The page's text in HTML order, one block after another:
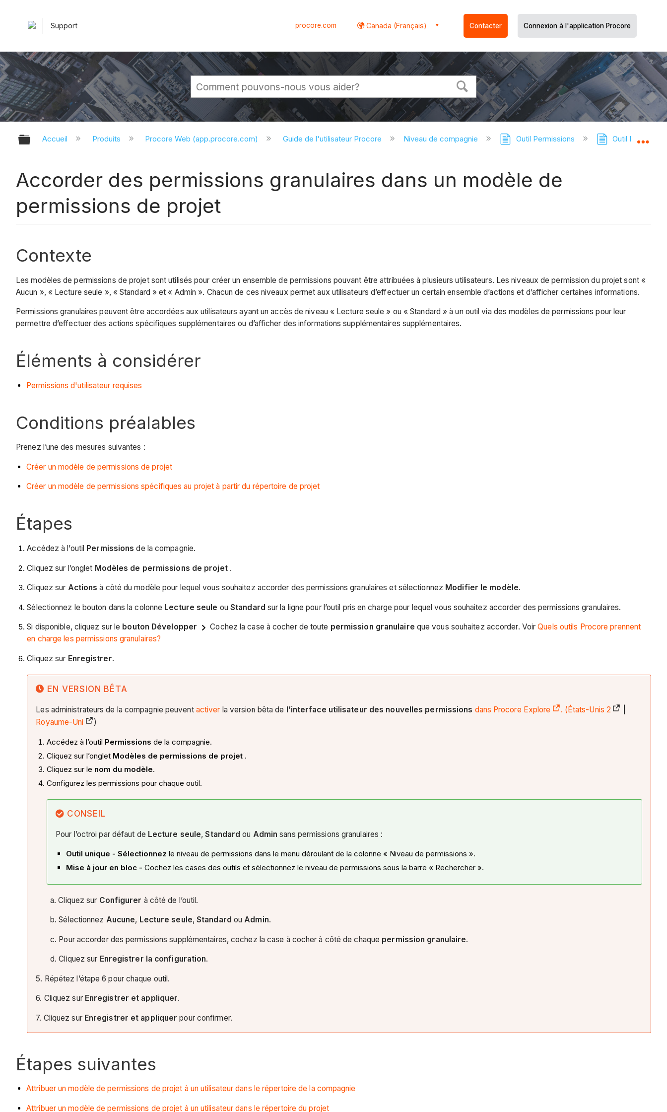
Support procore.com Canada (Français) Contacter Connexion à l'application Procore
Développer/réduire la hiérarchie globale
Accueil Produits Procore Web (app.procore.com) Guide de l'utilisateur Procore Niveau de compagnie Outil Permissions Outil
Accorder des permissions granulaires dans un modèle de
permissions de projet
Contexte
Les modèles de permissions de projet sont utilisés pour créer un ensemble de permissions pouvant être attribuées à plusieurs utilisateurs. Les niveaux de permission du projet sont «
Aucun », « Lecture seule », « Standard » et « Admin ». Chacun de ces niveaux permet aux utilisateurs d’effectuer un certain ensemble d’actions et d’afficher certaines informations.
Permissions granulaires peuvent être accordées aux utilisateurs ayant un accès de niveau « Lecture seule » ou « Standard » à un outil via des modèles de permissions pour leur
permettre d’effectuer des actions spécifiques supplémentaires ou d’afficher des informations supplémentaires supplémentaires.
Éléments à considérer
Permissions d'utilisateur requises
Conditions préalables
Prenez l’une des mesures suivantes :
Créer un modèle de permissions de projet
Créer un modèle de permissions spécifiques au projet à partir du répertoire de projet
Étapes
Accédez à l’outil Permissions de la compagnie.
Cliquez sur l’onglet Modèles de permissions de projet.
Cliquez sur Actions à côté du modèle pour lequel vous souhaitez accorder des permissions granulaires et sélectionnez Modifier le modèle.
Sélectionnez le bouton dans la colonne Lecture seule ouStandard sur la ligne pour l’outil pris en charge pour lequel vous souhaitez accorder des permissions granulaires.
Si disponible, cliquez sur le bouton Développer Cochez la case à cocher de toute permission granulaire que vous souhaitez accorder. VoirQuels outils Procore prennent
en charge les permissions granulaires?
Cliquez sur Enregistrer.
EN VERSION BÊTA
Les administrateurs de la compagnie peuvent activer la version bêta de l’interface utilisateur des nouvelles permissions dans Procore Explore . ( États-Unis 2
Royaume-Uni
)
Accédez à l’outil Permissions de la compagnie.
Cliquez sur l’onglet Modèles de permissions de projet .
Cliquez sur le nom du modèle.
Configurez les permissions pour chaque outil.
CONSEIL
Pour l’octroi par défaut de Lecture seule,Standard ou Admin sans permissions granulaires :
Outil unique - Sélectionnez le niveau de permissions dans le menu déroulant de la colonne « Niveau de permissions ».
Mise à jour en bloc - Cochez les cases des outils et sélectionnez le niveau de permissions sous la barre « Rechercher ».
a. Cliquez sur Configurer à côté de l’outil.
b. Sélectionnez Aucune, Lecture seule,Standard ouAdmin.
c. Pour accorder des permissions supplémentaires, cochez la case à cocher à côté de chaque permission granulaire.
d. Cliquez sur Enregistrer la configuration.
5. Répétez l’étape 6 pour chaque outil.
6. Cliquez sur Enregistrer et appliquer.
7. Cliquez sur Enregistrer et appliquer pour confirmer.
Étapes suivantes
Attribuer un modèle de permissions de projet à un utilisateur dans le répertoire de la compagnie
Attribuer un modèle de permissions de projet à un utilisateur dans le répertoire du projet